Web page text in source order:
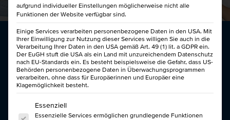
Mit der Meisterprämie
1.300€ FÖR­DE­RUNG
FÜR DEINE WEI­TER­BIL­
DUNG
aufgrund individueller Einstellungen möglicherweise nicht alle
Funktionen der Website verfügbar sind.
Einige Services verarbeiten personenbezogene Daten in den USA. Mit
Ihrer Einwilligung zur Nutzung dieser Services willigen Sie auch in die
Verarbeitung Ihrer Daten in den USA gemäß Art. 49 (1) lit. a GDPR ein.
Der EuGH stuft die USA als ein Land mit unzureichendem Datenschutz
nach EU-Standards ein. Es besteht beispielsweise die Gefahr, dass US-
Behörden personenbezogene Daten in Überwachungsprogrammen
verarbeiten, ohne dass für Europäerinnen und Europäer eine
Klagemöglichkeit besteht.
Es folgt eine Liste der Service-Gruppen, für die eine
Essenziell
Essenzielle Services ermöglichen grundlegende Funktionen